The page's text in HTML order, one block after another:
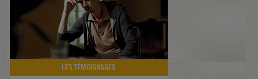
LES TÉMOIGNAGES